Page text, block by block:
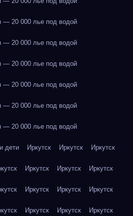
20 000 лье под водой
20 000 лье под водой
20 000 лье под водой
20 000 лье под водой
20 000 лье под водой
20 000 лье под водой
дети Иркутск Иркутск Иркутск
Иркутск Иркутск Иркутск
Иркутск Иркутск Иркутск
Иркутск Иркутск Иркутск